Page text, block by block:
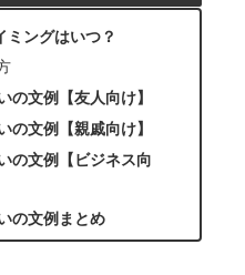
ミングはいつ？
の文例【友人向け】
の文例【親戚向け】
の文例【ビジネス向
の文例まとめ